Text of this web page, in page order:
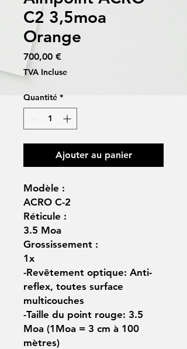
C2 3,5moa
Orange
700,00 €Prix
TVA Incluse
Quantité *
Ajouter au panier
Modèle :
ACRO C-2
Réticule :
3.5 Moa
Grossissement :
1x
-Revêtement optique: Anti-
reflex, toutes surface
multicouches
-Taille du point rouge: 3.5
Moa (1Moa = 3 cm à 100
mètres)